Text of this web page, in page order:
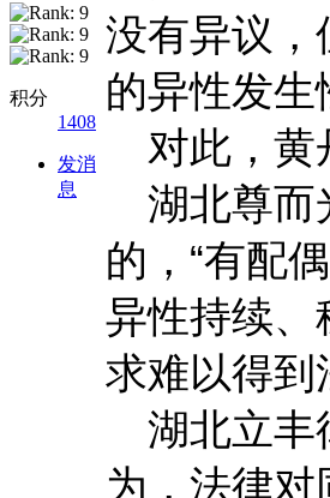
积分
1408
发消
息
没有异议，
的异性发
对此，黄
湖北尊而
的，“有配
异性持续、
求难以得到
湖北立丰
为，法律